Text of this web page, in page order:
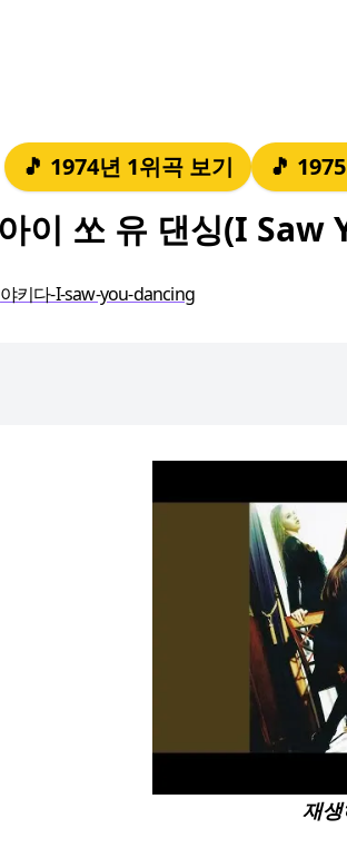
🎵 1974년 1위곡 보기 🎵
이 쏘 유 댄싱(I
야키다-I-saw-you-dancing
재